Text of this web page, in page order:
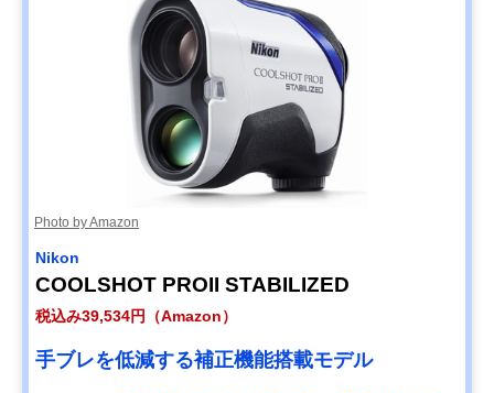
Photo by Amazon
Nikon
COOLSHOT PROII STABILIZED
税込み39,534円（Amazon）
手ブレを低減する補正機能搭載モデル